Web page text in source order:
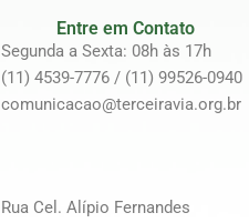
Entre em Contato
Segunda a Sexta: 08h às 17h
(11) 4539-7776 / (11) 99526-0940
comunicacao@terceiravia.org.br
Rua Cel. Alípio Fernandes